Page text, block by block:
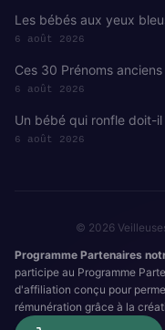
Les bébés aux yeux
6 août 2026
Ces 30 Prénoms
6 août 2026
Un bébé qui ronfle doit-
6 août 2026
© 2026
Programme Partenaires
participe au Programme
d'affiliation conçu pour
rémunération grâce à la